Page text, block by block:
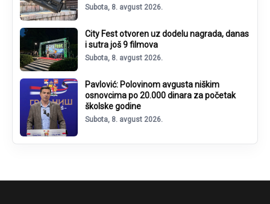
Subota, 8. avgust 2026.
City Fest otvoren uz dodelu nagrada, danas
i sutra još 9 filmova
Subota, 8. avgust 2026.
Pavlović: Polovinom avgusta niškim
osnovcima po 20.000 dinara za početak
školske godine
Subota, 8. avgust 2026.